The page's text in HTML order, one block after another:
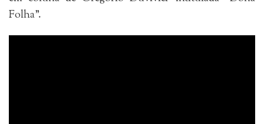
Folha”.